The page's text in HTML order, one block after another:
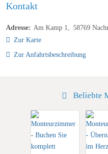
Kontakt
Adresse: Am Kamp 1 58769
Zur Karte
Zur Anfahrtsbeschreibung
Beliebte